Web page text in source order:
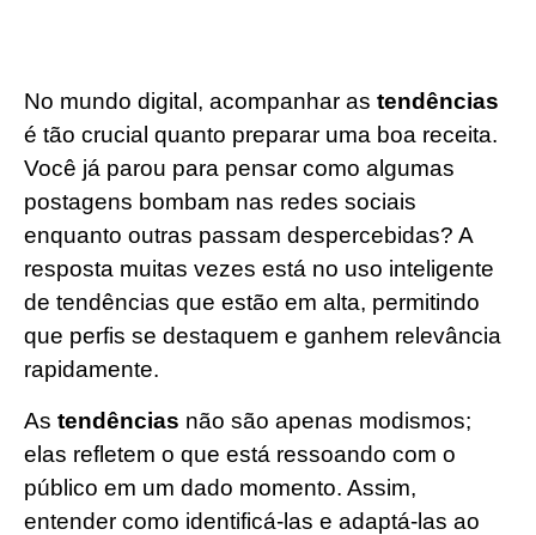
No mundo digital, acompanhar as tendências
é tão crucial quanto preparar uma boa receita.
Você já parou para pensar como algumas
postagens bombam nas redes sociais
enquanto outras passam despercebidas? A
resposta muitas vezes está no uso inteligente
de tendências que estão em alta, permitindo
que perfis se destaquem e ganhem relevância
rapidamente.
As tendências não são apenas modismos;
elas refletem o que está ressoando com o
público em um dado momento. Assim,
entender como identificá-las e adaptá-las ao